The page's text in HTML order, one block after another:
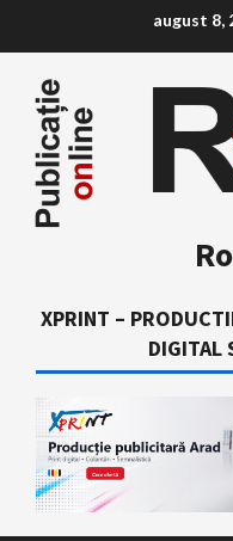
content
august 8,
XPRINT –
DIGITAL